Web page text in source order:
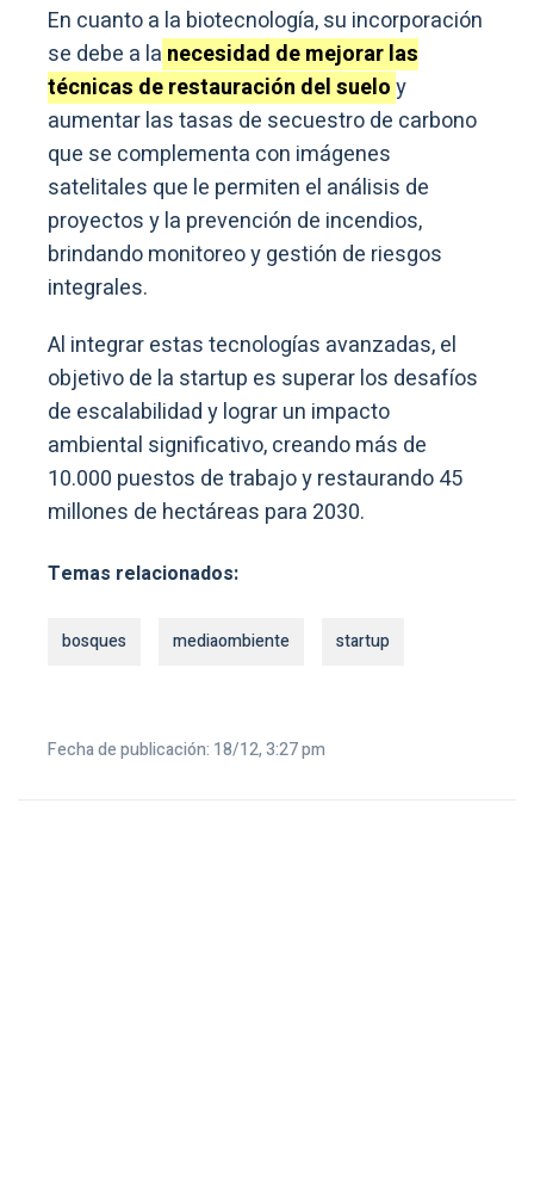
En cuanto a la biotecnología, su incorporación
se debe a la necesidad de mejorar las
técnicas de restauración del sueloy
aumentar las tasas de secuestro de carbono
que se complementa con imágenes
satelitales que le permiten el análisis de
proyectos y la prevención de incendios,
brindando monitoreo y gestión de riesgos
integrales.
Al integrar estas tecnologías avanzadas, el
objetivo de la startup es superar los desafíos
de escalabilidad y lograr un impacto
ambiental significativo, creando más de
10.000 puestos de trabajo y restaurando 45
millones de hectáreas para 2030.
Temas relacionados:
bosques mediaombiente startup
Fecha de publicación: 18/12, 3:27 pm